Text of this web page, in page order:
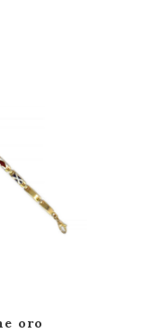
oro